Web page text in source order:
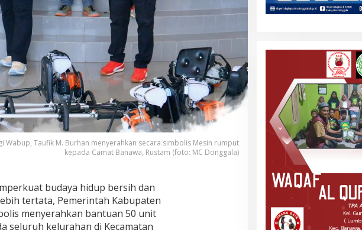
Wabup, Taufik M. Burhan menyerahkan secara simbolis Mesin rumput
kepada Camat Banawa, Rustam (foto: MC Donggala)
budaya hidup bersih dan
tertata, Pemerintah Kabupaten
menyerahkan bantuan 50 unit
seluruh kelurahan di Kecamatan